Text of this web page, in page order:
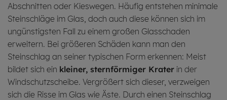
Abschnitten oder Kieswegen. Häufig entstehen minimale
Steinschläge im Glas, doch auch diese können sich im
ungünstigsten Fall zu einem großen Glasschaden
erweitern. Bei größeren Schäden kann man den
Steinschlag an seiner typischen Form erkennen: Meist
bildet sich ein kleiner, sternförmiger Krater in der
Windschutz­scheibe. Vergrößert sich dieser, verzweigen
sich die Risse im Glas wie Äste. Durch einen Steinschlag